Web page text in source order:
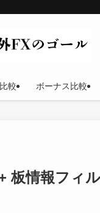
較 ボーナス比較
板情報フィ